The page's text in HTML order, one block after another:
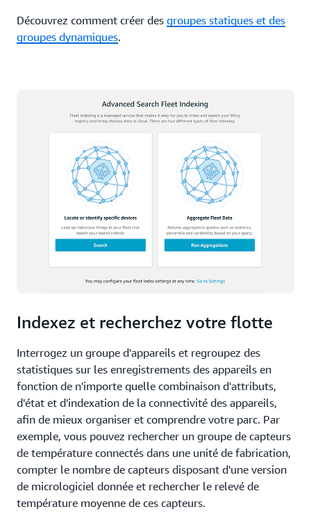
Découvrez comment créer des groupes statiques et des
groupes dynamiques.
Indexez et recherchez votre flotte
Interrogez un groupe d'appareils et regroupez des
statistiques sur les enregistrements des appareils en
fonction de n'importe quelle combinaison d'attributs,
d'état et d'indexation de la connectivité des appareils,
afin de mieux organiser et comprendre votre parc. Par
exemple, vous pouvez rechercher un groupe de capteurs
de température connectés dans une unité de fabrication,
compter le nombre de capteurs disposant d'une version
de micrologiciel donnée et rechercher le relevé de
température moyenne de ces capteurs.